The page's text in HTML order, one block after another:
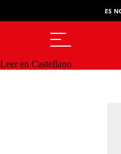
ES
Leer en Castellano